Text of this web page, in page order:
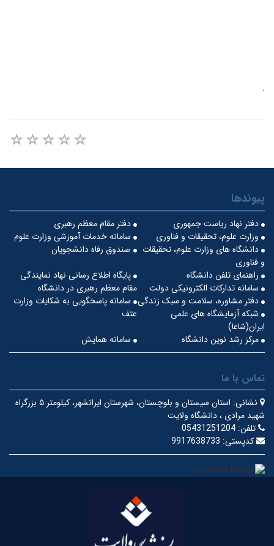
.
پیوندها
دفتر مقام معظم رهبری
دفتر نهاد ریاست جمهوری
سامانه خدمات آموزشی وزارت علوم
وزارت علوم، تحقیقات و فناوری
صندوق رفاه دانشجویان
دانشگاه های وزارت علوم، تحقیقات
و فناوری
پایگاه اطلاع رسانی نهاد نمایندگی
مقام معظم رهبری در دانشگاه
راهنمای تلفن دانشگاه
سامانه تدارکات الکترونیکی دولت
سامانه پاسخگویی به شکایات وزارت
عتف
دفتر مشاوره، سلامت و سبک زندگی
شبکه آزمایشگاه های علمی
ایران(شاعا)
سامانه همایش
مرکز رشد نوین دانشگاه
تماس با ما
نشانی:
استان سیستان و بلوچستان، شهرستان ایرانشهر، کیلومتر ۵ بزرگراه
شهید مرادی ، دانشگاه ولایت
تلفن: 05431251204
کدپستی: 9917638733